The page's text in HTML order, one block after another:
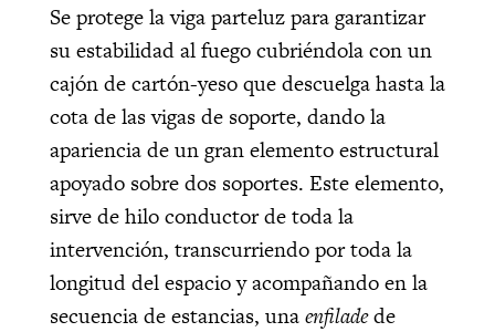
Se protege la viga parteluz para garantizar
su estabilidad al fuego cubriéndola con un
cajón de cartón-yeso que descuelga hasta la
cota de las vigas de soporte, dando la
apariencia de un gran elemento estructural
apoyado sobre dos soportes. Este elemento,
sirve de hilo conductor de toda la
intervención, transcurriendo por toda la
longitud del espacio y acompañando en la
secuencia de estancias, unaenfiladede